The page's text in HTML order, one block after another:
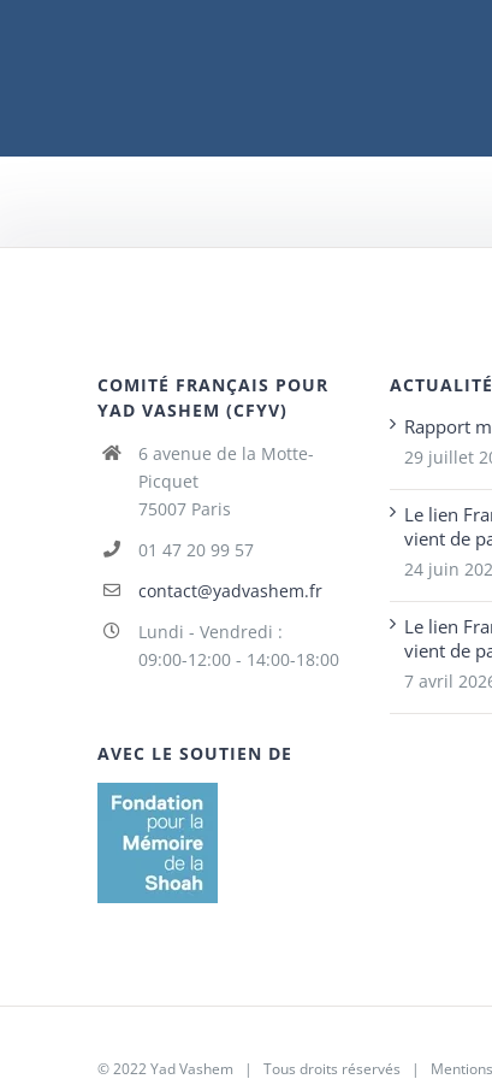
COMITÉ FRANÇAIS POUR
YAD VASHEM (CFYV)
6 avenue de la Motte-
Picquet
75007 Paris
01 47 20 99 57
contact@yadvashem.fr
Lundi - Vendredi :
09:00-12:00 - 14:00-18:00
AVEC LE SOUTIEN DE
Rapport
29 juillet
Le lien
vient de
24 juin
Le lien
vient de
7 avril
© 2022 Yad Vashem | Tous droits réservés |